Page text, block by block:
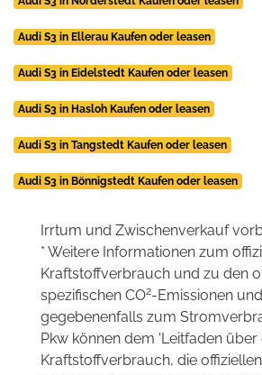
Audi S3 in Ellerau Kaufen oder leasen
Audi S3 in Eidelstedt Kaufen oder leasen
Audi S3 in Hasloh Kaufen oder leasen
Audi S3 in Tangstedt Kaufen oder leasen
Audi S3 in Bönnigstedt Kaufen oder leasen
Irrtum und Zwischenverkauf
* Weitere Informationen zum
Kraftstoffverbrauch und zu den
spezifischen CO2-Emissionen und
gegebenenfalls zum
Pkw können dem 'Leitfaden über
Kraftstoffverbrauch, die